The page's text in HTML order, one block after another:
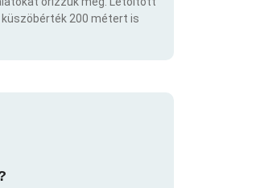
200 métert is